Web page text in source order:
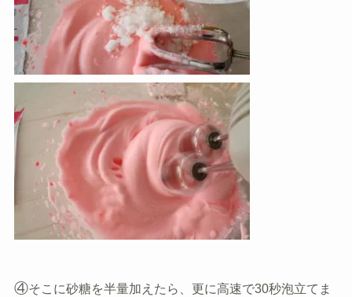
④そこに砂糖を半量加えたら、更に高速で30秒泡立てま